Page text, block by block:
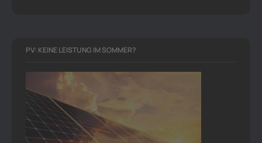
PV: KEINE LEISTUNG IM SOMMER?